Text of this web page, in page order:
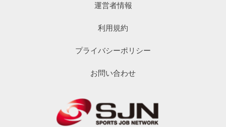
運営者情報
利用規約
プライバシーポリシー
お問い合わせ